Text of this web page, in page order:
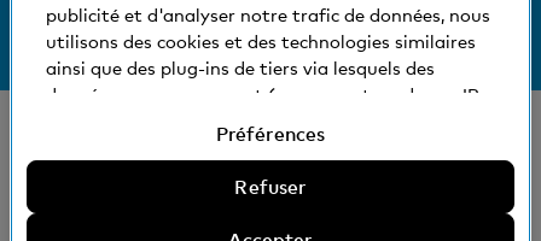
Medias
Social et compatible avec l'environnement
+41 (0)800 88 99 66
Aide et contact
Nos succursales et bancomats
Informations relatives à la banque
Mentions légales
Déclaration de protection des données
EAR
publicité et d'analyser notre trafic de données, nous
utilisons des cookies et des technologies similaires
ainsi que des plug-ins de tiers via lesquels des
données vous concernant (comme votre adresse IP,
transmises à l'étranger. Vous pouvez accepter ou
technologies similaires, de plug-ins de tiers et la
Préférences
Refuser